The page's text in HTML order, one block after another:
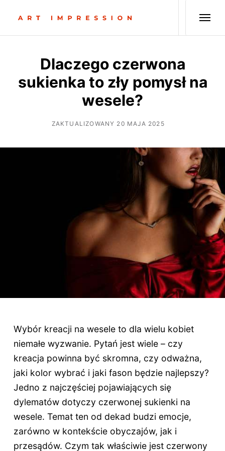
Dlaczego czerwona
sukienka to zły pomysł na
wesele?
ZAKTUALIZOWANY 20 MAJA 2025
Wybór kreacji na wesele to dla wielu kobiet
niemałe wyzwanie. Pytań jest wiele – czy
kreacja powinna być skromna, czy odważna,
jaki kolor wybrać i jaki fason będzie najlepszy?
Jedno z najczęściej pojawiających się
dylematów dotyczy czerwonej sukienki na
wesele. Temat ten od dekad budzi emocje,
zarówno w kontekście obyczajów, jak i
przesądów. Czym tak właściwie jest czerwony